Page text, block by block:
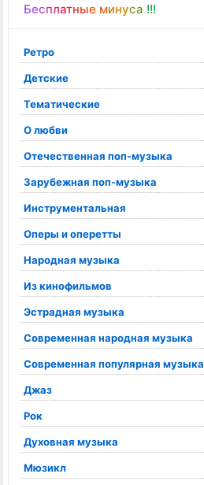
Бесплатные минуса !!!
Ретро
Детские
Тематические
О любви
Отечественная поп-музыка
Зарубежная поп-музыка
Инструментальная
Оперы и оперетты
Народная музыка
Из кинофильмов
Эстрадная музыка
Современная народная музыка
Современная популярная музыка
Джаз
Рок
Духовная музыка
Мюзикл